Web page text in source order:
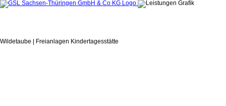
Wildetaube | Freianlagen Kindertagesstätte